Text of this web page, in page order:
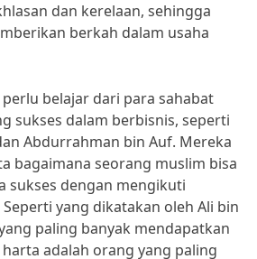
dan kerelaan, sehingga
berkah dalam usaha
belajar dari para sahabat
sukses dalam berbisnis, seperti
Abdurrahman bin Auf. Mereka
bagaimana seorang muslim bisa
sukses dengan mengikuti
yang dikatakan oleh Ali bin
paling banyak mendapatkan
adalah orang yang paling